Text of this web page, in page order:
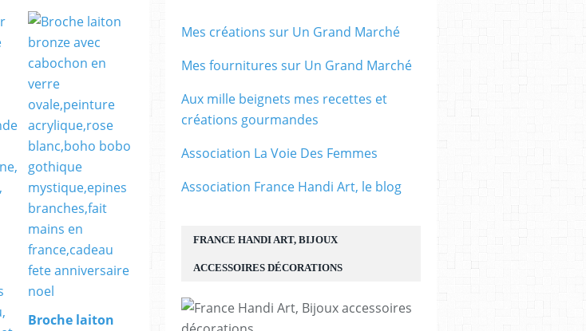
Broche laiton
FRANCE HANDI ART, BIJOUX
ACCESSOIRES DÉCORATIONS
Mes créations sur Un Grand Marché
Mes fournitures sur Un Grand Marché
Aux mille beignets mes recettes et
créations gourmandes
Association La Voie Des Femmes
Association France Handi Art, le blog